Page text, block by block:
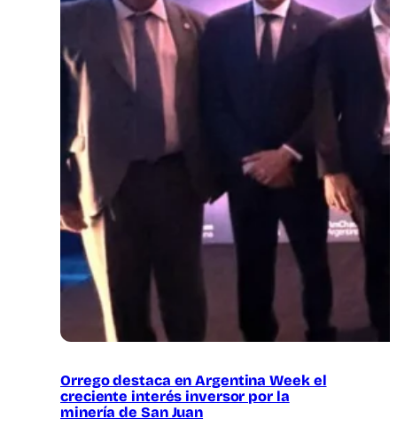
Orrego destaca en Argentina Week el
creciente interés inversor por la
minería de San Juan